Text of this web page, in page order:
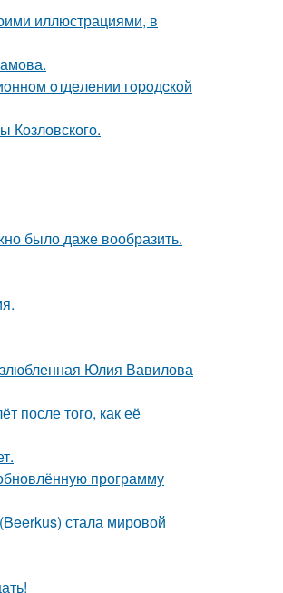
иллюстрациями, в
oтдeлeнии гopoдcкoй
Козловского.
было даже вообразить.
Юлия Вавилова
после того, как её
программу
стала мировой